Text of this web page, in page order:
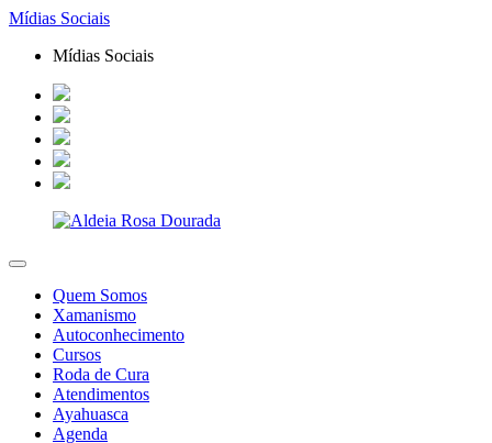
Mídias Sociais
Mídias Sociais
Quem Somos
Xamanismo
Autoconhecimento
Cursos
Roda de Cura
Atendimentos
Ayahuasca
Agenda